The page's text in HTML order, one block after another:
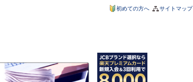
サイトマップ
初めての方へ